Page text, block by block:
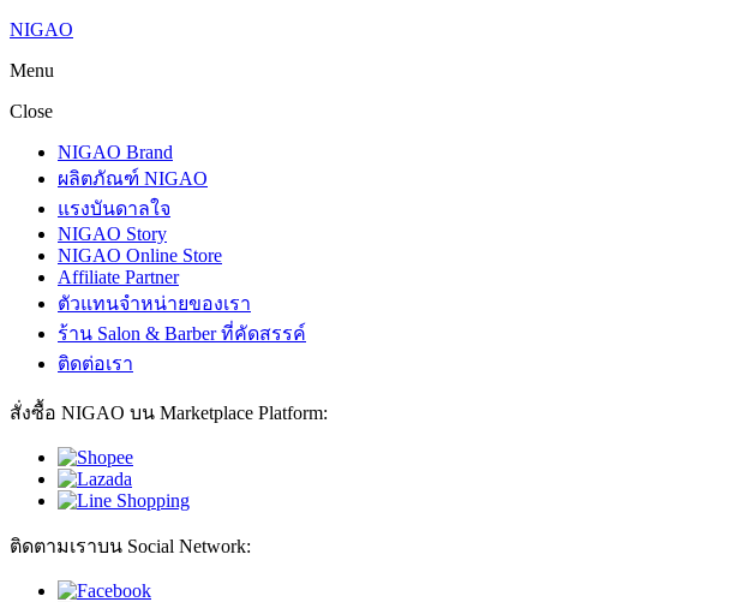
NIGAO
Menu
Close
NIGAO Brand
ผลิตภัณฑ์ NIGAO
แรงบันดาลใจ
NIGAO Story
NIGAO Online Store
Affiliate Partner
ตัวแทนจำหน่ายของเรา
ร้าน Salon & Barber ที่คัดสรรค์
ติดต่อเรา
สั่งซื้อ NIGAO บน Marketplace Platform:
ติดตามเราบน Social Network: